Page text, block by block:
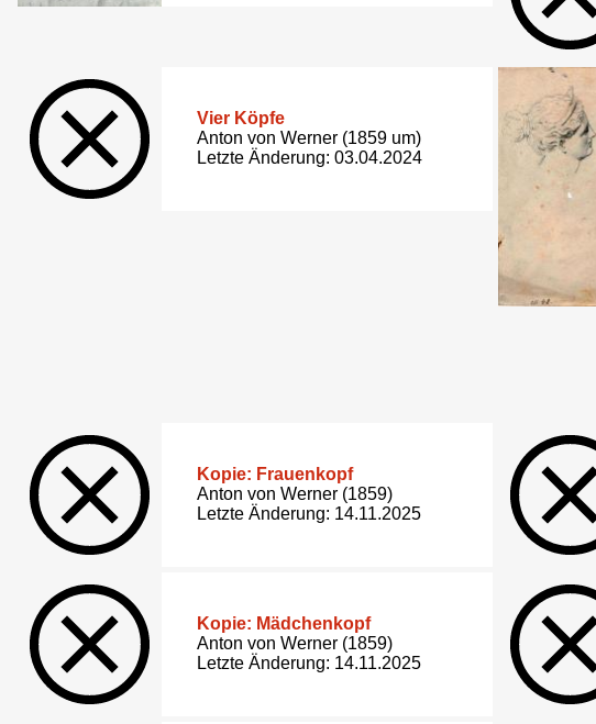
Vier Köpfe
Anton von Werner (1859 um)
Letzte Änderung: 03.04.2024
Kopie: Frauenkopf
Anton von Werner (1859)
Letzte Änderung: 14.11.2025
Kopie: Mädchenkopf
Anton von Werner (1859)
Letzte Änderung: 14.11.2025